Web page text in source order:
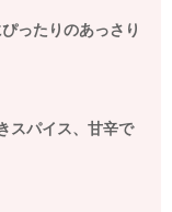
ったりのあっさり
スパイス、甘辛で